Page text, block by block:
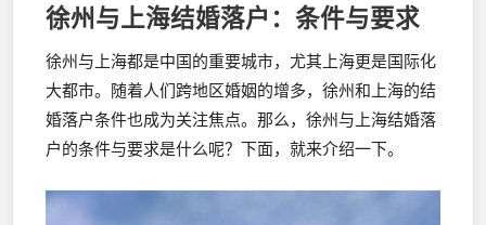
徐州与上海结婚落户：条件与要求
徐州与上海都是中国的重要城市，尤其上海更是国际化
大都市。随着人们跨地区婚姻的增多，徐州和上海的结
婚落户条件也成为关注焦点。那么，徐州与上海结婚落
户的条件与要求是什么呢？下面，就来介绍一下。